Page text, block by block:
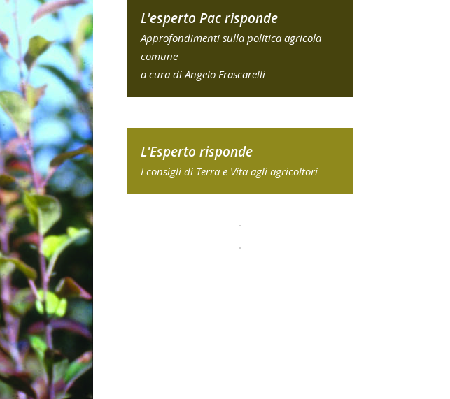
L'esperto Pac risponde
Approfondimenti sulla politica agricola
comune
a cura di Angelo Frascarelli
L'Esperto risponde
I consigli di Terra e Vita agli agricoltori